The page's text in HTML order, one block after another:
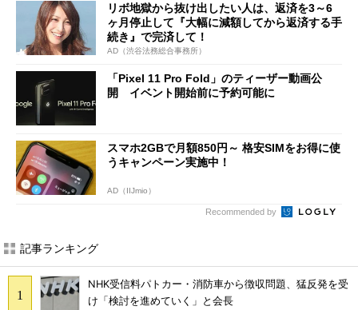
リボ地獄から抜け出したい人は、返済を3～6
ヶ月停止して『大幅に減額してから返済する手
続き』で完済して！
AD（渋谷法務総合事務所）
「Pixel 11 Pro Fold」のティーザー動画公
開 イベント開始前に予約可能に
スマホ2GBで月額850円～ 格安SIMをお得に使
うキャンペーン実施中！
AD（IIJmio）
Recommended by
記事ランキング
NHK受信料パトカー・消防車から徴収問題、猛反発を受
け「検討を進めていく」と会長